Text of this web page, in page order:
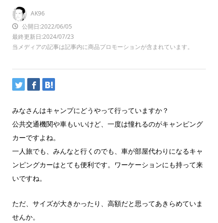
AK96
公開日:2022/06/05
最終更新日:2024/07/23
当メディアの記事は記事内に商品プロモーションが含まれています。
みなさんはキャンプにどうやって行っていますか？
公共交通機関や車もいいけど、一度は憧れるのがキャンピング
カーですよね。
一人旅でも、みんなと行くのでも、車が部屋代わりになるキャ
ンピングカーはとても便利です。ワーケーションにも持って来
いですね。
ただ、サイズが大きかったり、高額だと思ってあきらめていま
せんか。